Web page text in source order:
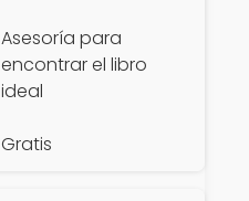
Asesoría para
encontrar el libro
ideal
Gratis